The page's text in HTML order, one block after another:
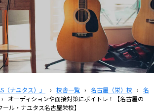
（ナユタス）」 › 校舎一覧 › 名古屋（栄）校 › 名
›
オーディションや面接対策にボイトレ！【名古屋の
ル・ナユタス名古屋栄校】